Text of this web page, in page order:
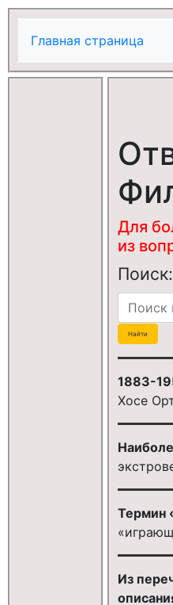
Главная страница
Для
из
Поиск:
1883-
Хосе
Термин
Из